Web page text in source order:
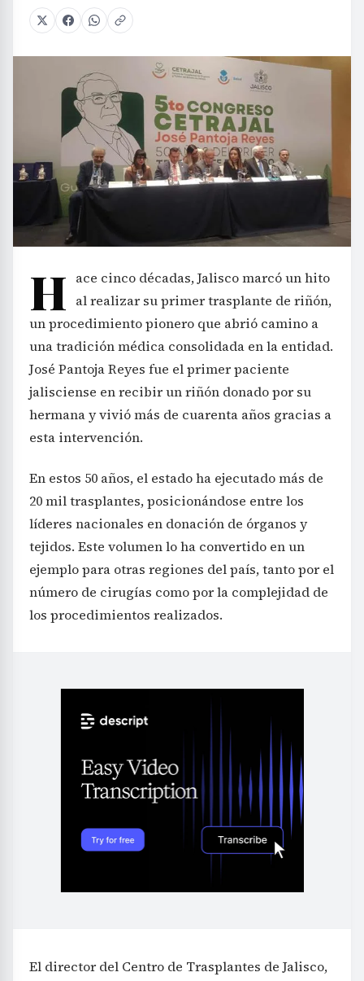
H ace cinco décadas, Jalisco marcó un hito
al realizar su primer trasplante de riñón,
un procedimiento pionero que abrió camino a
una tradición médica consolidada en la entidad.
José Pantoja Reyes fue el primer paciente
jalisciense en recibir un riñón donado por su
hermana y vivió más de cuarenta años gracias a
esta intervención.
En estos 50 años, el estado ha ejecutado más de
20 mil trasplantes, posicionándose entre los
líderes nacionales en donación de órganos y
tejidos. Este volumen lo ha convertido en un
ejemplo para otras regiones del país, tanto por el
número de cirugías como por la complejidad de
los procedimientos realizados.
El director del Centro de Trasplantes de Jalisco,